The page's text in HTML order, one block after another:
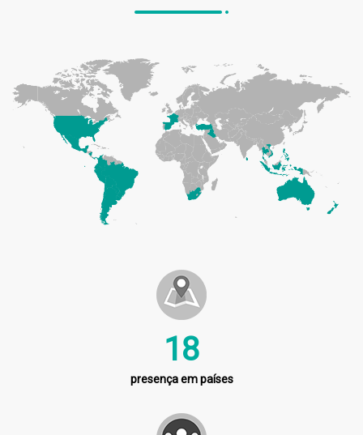
21
presença em países